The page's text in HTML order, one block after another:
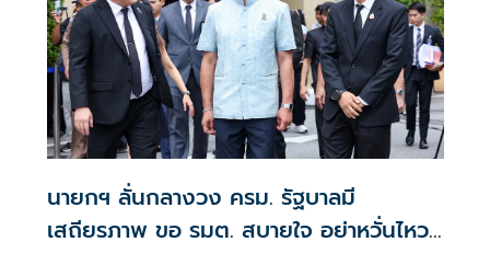
นายกฯ ลั่นกลางวง ครม. รัฐบาลมี
เสถียรภาพ ขอ รมต. สบายใจ อย่าหวั่นไหว